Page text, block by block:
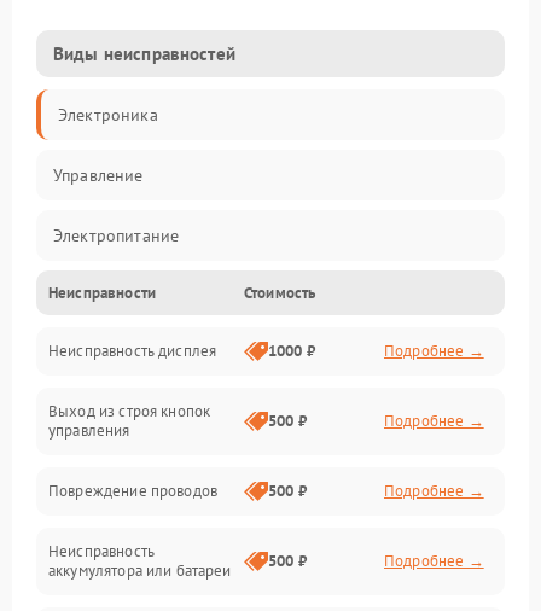
Виды неисправностей
Электроника
Управление
Электропитание
Измерения
Индикация
Механические повреждения
Неисправности Стоимость
Неисправность дисплея 1000 ₽ Подробнее →
Выход из строя кнопок
управления
500 ₽ Подробнее →
Повреждение проводов 500 ₽ Подробнее →
Неисправность
аккумулятора или батареи
500 ₽ Подробнее →